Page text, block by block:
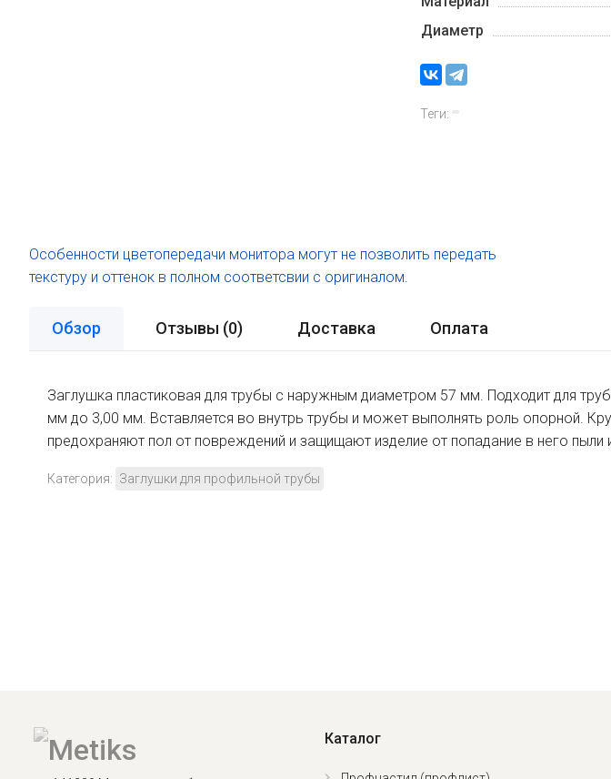
Диаметр
Теги:
Особенности цветопередачи монитора могут не позволить передать
текстуру и оттенок в полном соответсвии с оригиналом.
Обзор Отзывы (0) Доставка Оплата
Заглушка пластиковая для трубы с наружным диаметром 57 мм. Подходит для
мм до 3,00 мм. Вставляется во внутрь трубы и может выполнять роль опорной.
предохраняют пол от повреждений и защищают изделие от попадание в него пыли
Категория: Заглушки для профильной трубы
Каталог